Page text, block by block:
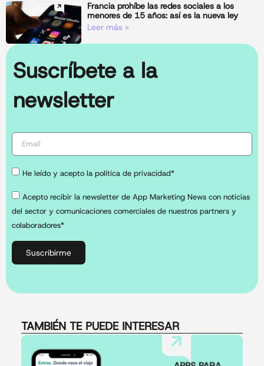
Francia prohíbe las redes sociales a los
menores de 15 años: así es la nueva ley
Leer más »
Suscríbete a la
newsletter
He leído y acepto la política de privacidad*
Acepto recibir la newsletter de App Marketing News con noticias
del sector y comunicaciones comerciales de nuestros partners y
colaboradores*
Suscribirme
TAMBIÉN TE PUEDE INTERESAR